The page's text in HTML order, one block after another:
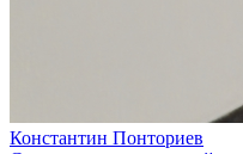
Константин Понториев